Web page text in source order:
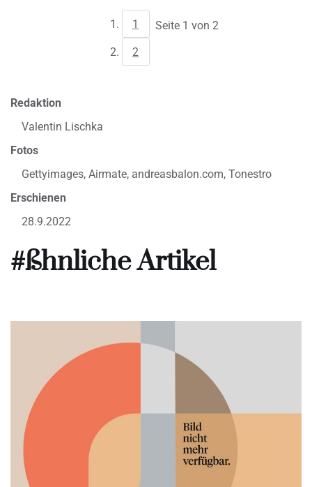
1
2
Seite 1 von 2
Redaktion
Valentin Lischka
Fotos
Gettyimages, Airmate, andreasbalon.com, Tonestro
Erschienen
28.9.2022
#ßhnliche Artikel